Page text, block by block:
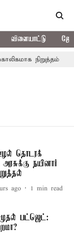
விளையாட்டு
நிறுத்தம்
தொடரக்
நயினார்
ago 1 min read
பட்ஜெட்: